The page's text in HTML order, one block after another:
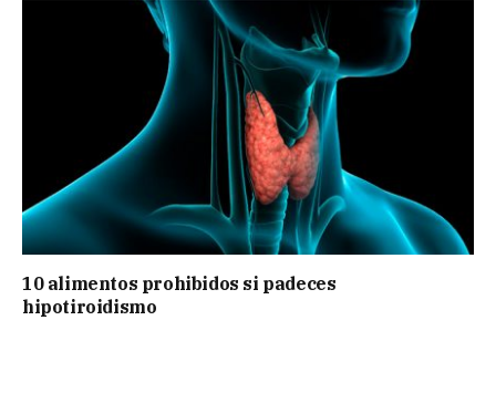
10 alimentos prohibidos si padeces
hipotiroidismo